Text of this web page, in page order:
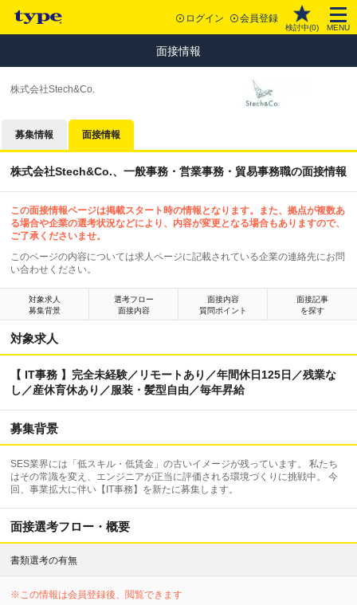
ログイン 会員登録
検討中(0) MENU
面接情報
株式会社Stech&Co.
募集情報 面接情報
株式会社Stech&Co.、一般事務・営業事務・貿易事務職の面接情報
この面接情報ページは掲載スタート時の情報となります。また、拠点が複数あ
る場合や企業の選考状況などにより、内容が変更となる場合もありますので、
ご了承くださいませ。
このページの内容については求人ページに記載されている企業の連絡先にお問
い合わせください。
対象求人
募集背景
選考フロー
面接内容
面接内容
質問ポイント
面接記事
を探す
対象求人
【 IT事務 】完全未経験／リモートあり／年間休日125日／残業な
し／産休育休あり／服装・髪型自由／毎年昇給
募集背景
SES業界には「低スキル・低賃金」の古いイメージが残っています。 私たち
はその常識を変え、エンジニアが正当に評価される環境づくりに挑戦中。 今
回、事業拡大に伴い【IT事務】を新たに募集します。
面接選考フロー・概要
書類選考の有無
※この情報は会員登録後、閲覧できます